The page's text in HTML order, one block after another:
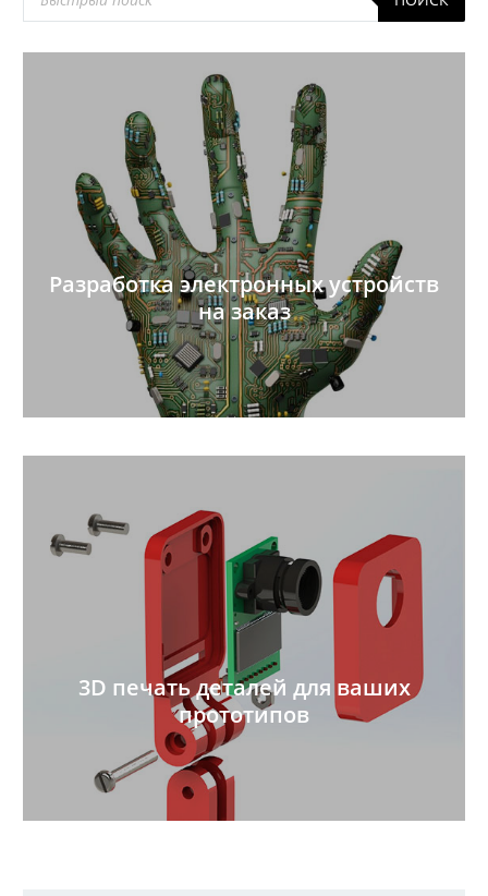
товаров
Разработка электронных устройств
на заказ
3D печать деталей для ваших
прототипов